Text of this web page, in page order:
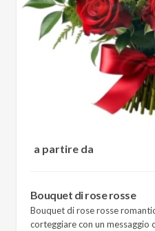
a partire da
Bouquet di rose rosse
Bouquet di rose rosse
corteggiare con un messaggio